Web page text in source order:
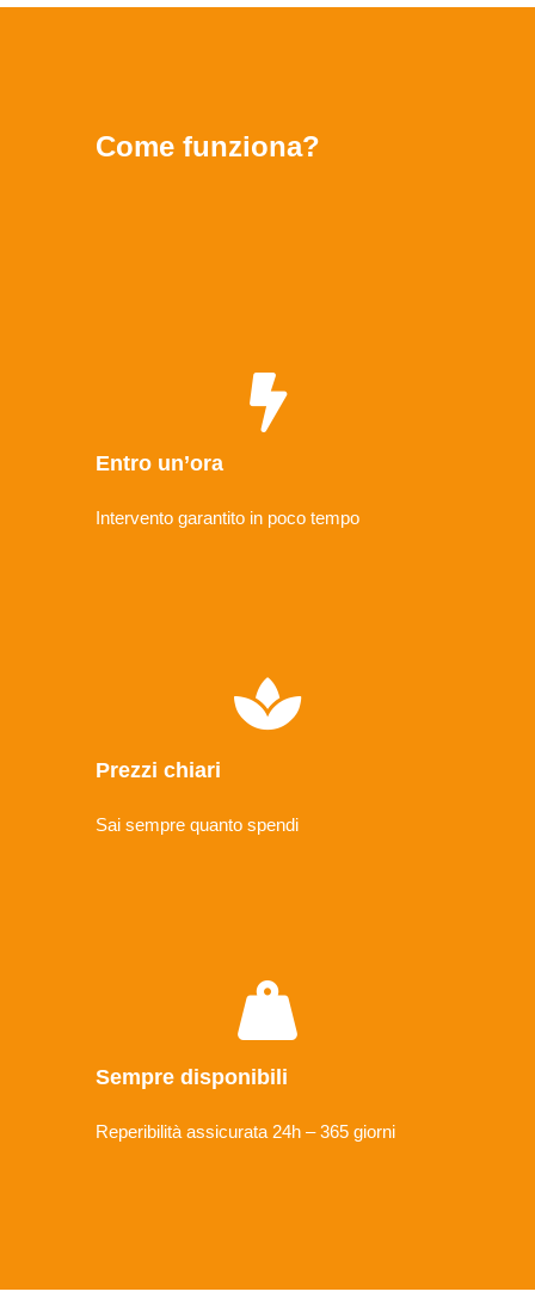
Come funziona?
Entro un’ora
Intervento garantito in poco tempo
Prezzi chiari
Sai sempre quanto spendi
Sempre disponibili
Reperibilità assicurata 24h – 365 giorni